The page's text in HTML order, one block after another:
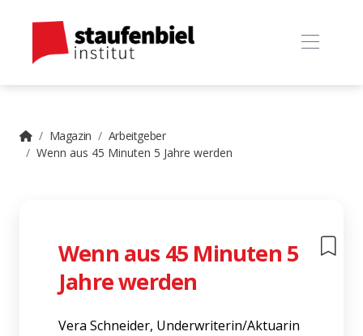
Magazin
Arbeitgeber
Wenn aus 45 Minuten 5 Jahre werden
Wenn aus 45 Minuten 5
Jahre werden
Vera Schneider, Underwriterin/Aktuarin